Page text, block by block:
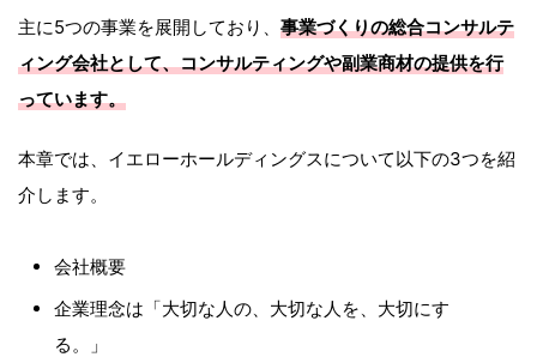
主に5つの事業を展開しており、 事業づくりの総合コンサルテ
ィング会社として、コンサルティングや副業商材の提供を行
っています。
本章では、イエローホールディングスについて以下の3つを紹
介します。
会社概要
企業理念は「大切な人の、大切な人を、大切にす
る。」